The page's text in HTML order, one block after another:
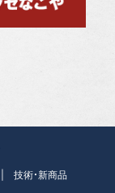
技術・新商品